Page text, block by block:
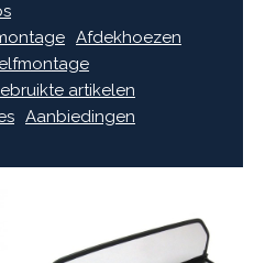
Afdekhoezen
artikelen
Aanbiedingen